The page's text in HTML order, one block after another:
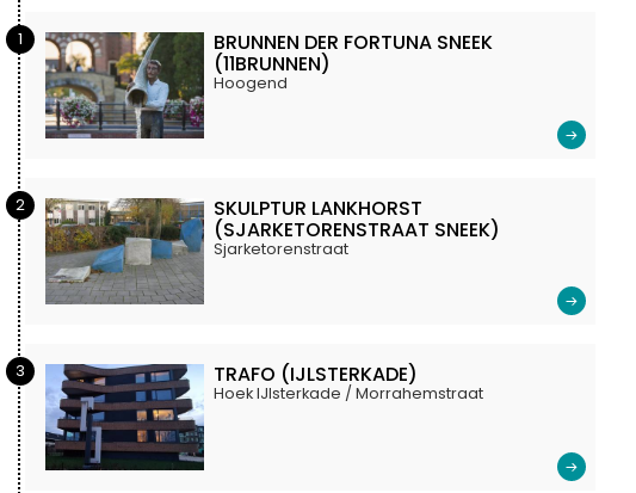
1 BRUNNEN DER FORTUNA SNEEK
(11BRUNNEN)
Hoogend
2 SKULPTUR LANKHORST
(SJARKETORENSTRAAT SNEEK)
Sjarketorenstraat
3 TRAFO (IJLSTERKADE)
Hoek IJlsterkade / Morrahemstraat